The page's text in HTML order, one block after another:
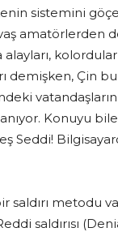
sistemini
amatörlerden
alayları,
demişken, Çin
Konuyu
Seddi!
metodu
saldırısı